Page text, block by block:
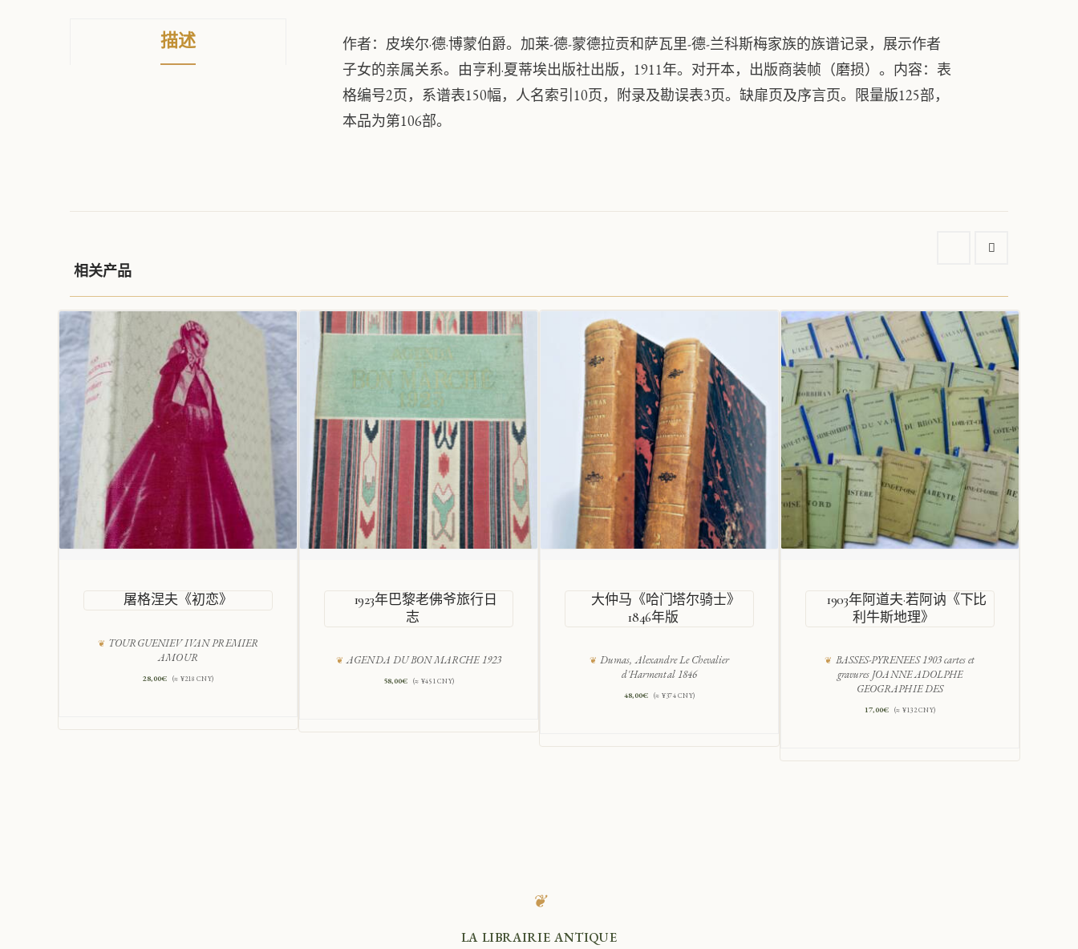
描述
作者：皮埃尔·德·博蒙伯爵。加莱-德-蒙德拉贡和萨瓦里-德-兰科斯梅家族的族谱记录，展示作者
子女的亲属关系。由亨利·夏蒂埃出版社出版，1911年。对开本，出版商装帧（磨损）。内容：表
格编号2页，系谱表150幅，人名索引10页，附录及勘误表3页。缺扉页及序言页。限量版125部，
本品为第106部。
相关产品
屠格涅夫《初恋》
TOURGUENIEV IVAN PREMIER
AMOUR
28,00€ (≈ ¥218 CNY)
1923年巴黎老佛爷旅行日
志
AGENDA DU BON MARCHE 1923
58,00€ (≈ ¥451 CNY)
大仲马《哈门塔尔骑士》
1846年版
Dumas, Alexandre Le Chevalier
d'Harmental 1846
48,00€ (≈ ¥374 CNY)
1903年阿道夫·若阿讷《下比
利牛斯地理》
BASSES-PYRENEES 1903 cartes et
gravures JOANNE ADOLPHE
GEOGRAPHIE DES
17,00€ (≈ ¥132 CNY)
❦
LA LIBRAIRIE ANTIQUE